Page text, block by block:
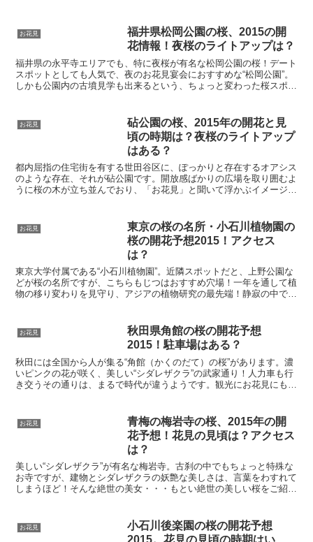
お花見
福井県松岡公園の桜、2015の開
花情報！夜桜のライトアップは？
福井県の永平寺エリアでも、特に夜桜が有名な松岡公園の桜！デート
スポットとしても人気で、夜のお花見宴会におすすめな“松岡公園”。
しかも公園内の古墳見学も出来るという、ちょっと変わった桜スポッ
お花見
砧公園の桜、2015年の開花と見
頃の時期は？夜桜のライトアップ
はある？
都内屈指の住宅街を有する世田谷区に、ぽっかりと存在するオアシス
のような存在、それが砧公園です。開放感ばかりの広場を取り囲むよ
うに桜の木が立ち並んでおり、「お花見」と聞いて浮かぶイメージそ
お花見
東京の桜の名所・小石川植物園の
桜の開花予想2015！アクセス
は？
東京大学付属である“小石川植物園”。近隣スポットだと、上野公園な
どが桜の名所ですが、こちらもじつはおすすめ穴場！一年を通して植
物の移り変わりを見守り、アジアの植物研究の最先端！静寂の中で観
お花見
秋田県角館の桜の開花予想
2015！駐車場はある？
秋田には全国から人が集る“角館（かくのだて）の桜”があります。濃
いピンクの花が咲く、美しい“シダレザクラ”の武家通り！人力車も行
き交うその通りは、まるで時代が違うようです。観光にお花見にもっ
お花見
青梅の梅岩寺の桜、2015年の開
花予想！花見の見頃は？アクセス
は？
美しい“シダレザクラ”が有名な梅岩寺。古刹の中でもちょっと特殊な
お寺ですが、建物とシダレザクラの妖艶な美しさは、言葉をわすれて
しまうほど！そんな絶世の美女・・・もとい絶世の美しい桜をご紹介
お花見
小石川後楽園の桜の開花予想
2015。花見の見頃の時期はい